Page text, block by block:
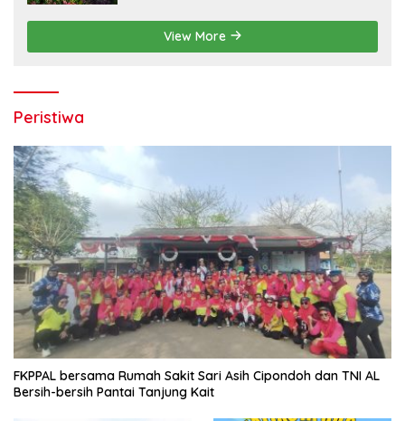
View More
Peristiwa
FKPPAL bersama Rumah Sakit Sari Asih Cipondoh dan TNI AL
Bersih-bersih Pantai Tanjung Kait